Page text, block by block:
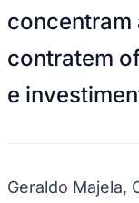
NBA
NFL
Fórmula 1
UFC
MLB
Vôlei
Competições de
concentram
contratem
e
Geraldo Majela,